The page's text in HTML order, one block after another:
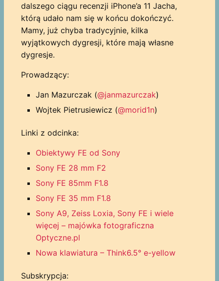
dalszego ciągu recenzji iPhone’a 11 Jacha,
którą udało nam się w końcu dokończyć.
Mamy, już chyba tradycyjnie, kilka
wyjątkowych dygresji, które mają własne
dygresje.
Prowadzący:
Jan Mazurczak (@janmazurczak)
Wojtek Pietrusiewicz (@morid1n)
Linki z odcinka:
Obiektywy FE od Sony
Sony FE 28 mm F2
Sony FE 85mm F1.8
Sony FE 35 mm F1.8
Sony A9, Zeiss Loxia, Sony FE i wiele
więcej – majówka fotograficzna
Optyczne.pl
Nowa klawiatura – Think6.5° e-yellow
Subskrypcja: